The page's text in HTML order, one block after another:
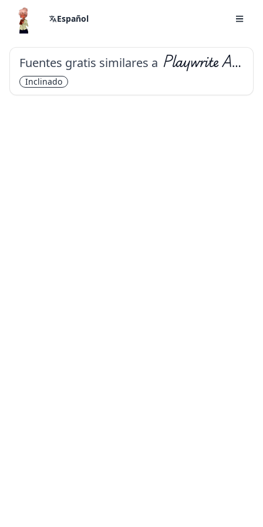
Español
Fuentes gratis similares a Playwrite AU SA
Inclinado